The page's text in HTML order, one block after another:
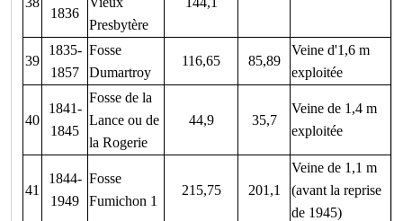
1836
Presbytère
39
1835-
1857
Fosse
Dumartroy
116,65 85,89
Veine d'1,6 m
exploitée
40
1841-
1845
Fosse de la
Lance ou de
la Rogerie
44,9 35,7
Veine de 1,4 m
exploitée
41
1844-
1949
Fosse
Fumichon 1
215,75 201,1
Veine de 1,1 m
(avant la reprise
de 1945)